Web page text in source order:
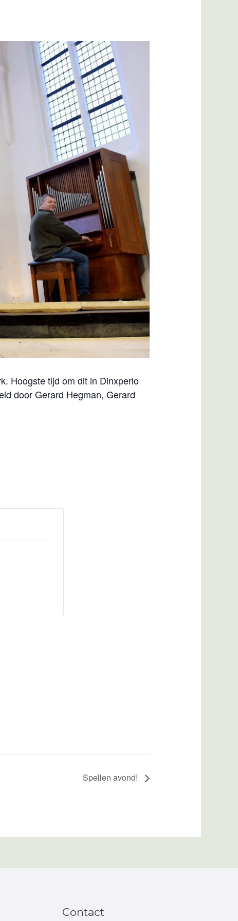
Hoogste tijd om dit in Dinxperlo
door Gerard Hegman, Gerard
Spellen avond!
Contact